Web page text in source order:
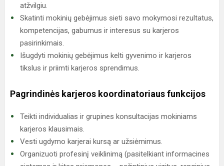
atžvilgiu.
Skatinti mokinių gebėjimus sieti savo mokymosi rezultatus,
kompetencijas, gabumus ir interesus su karjeros
pasirinkimais.
Išugdyti mokinių gebėjimus kelti gyvenimo ir karjeros
tikslus ir priimti karjeros sprendimus.
Pagrindinės karjeros koordinatoriaus funkcijos
Teikti individualias ir grupines konsultacijas mokiniams
karjeros klausimais.
Vesti ugdymo karjerai kursą ar užsiėmimus.
Organizuoti profesinį veiklinimą (pasitelkiant informacines